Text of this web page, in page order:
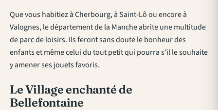
Que vous habitiez à Cherbourg, à Saint-Lô ou encore à
Valognes, le département de la Manche abrite une multitude
de parc de loisirs. Ils feront sans doute le bonheur des
enfants et même celui du tout petit qui pourra s'il le souhaite
y amener ses jouets favoris.
Le Village enchanté de
Bellefontaine